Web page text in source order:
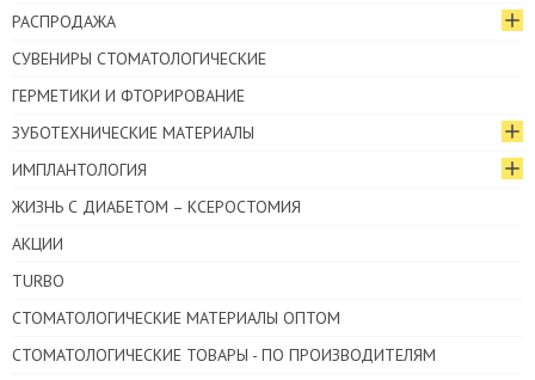
РАСПРОДАЖА
СУВЕНИРЫ СТОМАТОЛОГИЧЕСКИЕ
ГЕРМЕТИКИ И ФТОРИРОВАНИЕ
ЗУБОТЕХНИЧЕСКИЕ МАТЕРИАЛЫ
ИМПЛАНТОЛОГИЯ
ЖИЗНЬ С ДИАБЕТОМ – КСЕРОСТОМИЯ
АКЦИИ
TURBO
СТОМАТОЛОГИЧЕСКИЕ МАТЕРИАЛЫ ОПТОМ
СТОМАТОЛОГИЧЕСКИЕ ТОВАРЫ - ПО ПРОИЗВОДИТЕЛЯМ